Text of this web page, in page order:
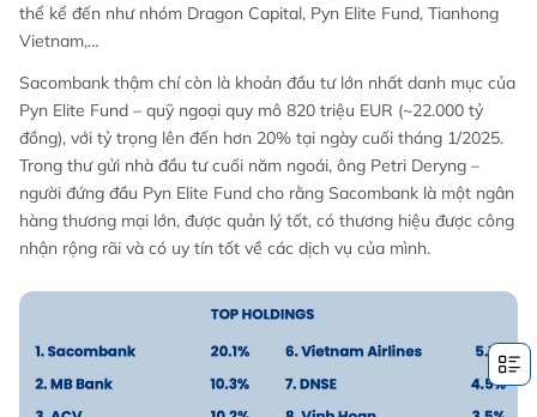
thể kể đến như nhóm Dragon Capital, Pyn Elite Fund, Tianhong
Vietnam,…
Sacombank thậm chí còn là khoản đầu tư lớn nhất danh mục của
Pyn Elite Fund – quỹ ngoại quy mô 820 triệu EUR (~22.000 tỷ
đồng), với tỷ trọng lên đến hơn 20% tại ngày cuối tháng 1/2025.
Trong thư gửi nhà đầu tư cuối năm ngoái, ông Petri Deryng –
người đứng đầu Pyn Elite Fund cho rằng Sacombank là một ngân
hàng thương mại lớn, được quản lý tốt, có thương hiệu được công
nhận rộng rãi và có uy tín tốt về các dịch vụ của mình.